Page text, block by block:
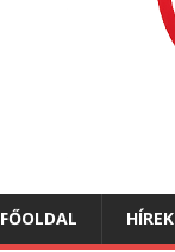
FŐOLDAL HÍREK